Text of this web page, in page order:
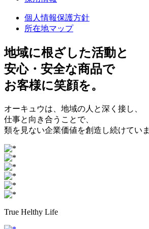
個人情報保護方針
所在地マップ
地域に根ざした活動と
安心・安全な商品で
お客様に笑顔を。
オーキュウは、地域の人と深く接し、
仕事と向き合うことで、
類を見ない企業価値を創造し続けていま
True Helthy Life